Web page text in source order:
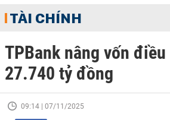
TÀI CHÍNH
TPBank nâng vốn
27.740 tỷ đồng
09:14 | 07/11/2025